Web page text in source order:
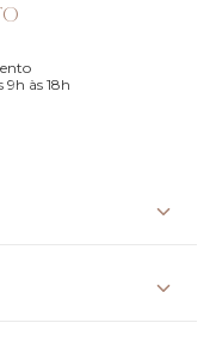
9h às 18h